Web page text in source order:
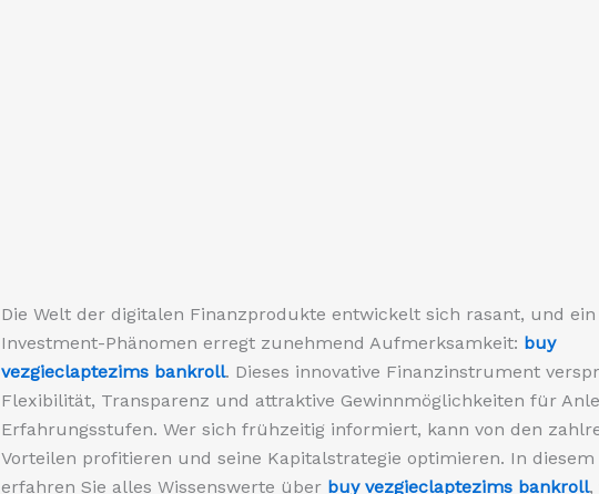
Die Welt der digitalen Finanzprodukte entwickelt sich rasant, und ein
Investment-Phänomen erregt zunehmend Aufmerksamkeit: buy
vezgieclaptezims bankroll. Dieses innovative Finanzinstrument
Flexibilität, Transparenz und attraktive Gewinnmöglichkeiten für
Erfahrungsstufen. Wer sich frühzeitig informiert, kann von den
Vorteilen profitieren und seine Kapitalstrategie optimieren. In diesem
erfahren Sie alles Wissenswerte über buy vezgieclaptezims bankroll,